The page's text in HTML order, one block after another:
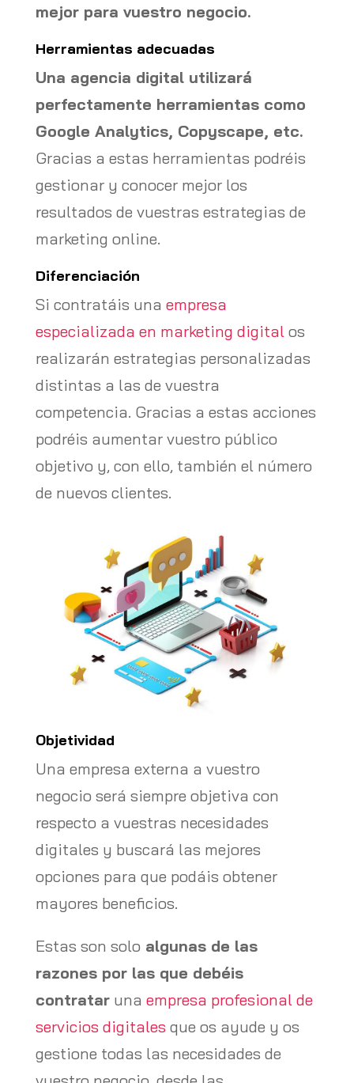
mejor para vuestro negocio.
Herramientas adecuadas
Una agencia digital utilizará
perfectamente herramientas como
Google Analytics, Copyscape, etc.
Gracias a estas herramientas podréis
gestionar y conocer mejor los
resultados de vuestras estrategias de
marketing online.
Diferenciación
Si contratáis una empresa
especializada en marketing digital os
realizarán estrategias personalizadas
distintas a las de vuestra
competencia. Gracias a estas acciones
podréis aumentar vuestro público
objetivo y, con ello, también el número
de nuevos clientes.
Objetividad
Una empresa externa a vuestro
negocio será siempre objetiva con
respecto a vuestras necesidades
digitales y buscará las mejores
opciones para que podáis obtener
mayores beneficios.
Estas son solo algunas de las
razones por las que debéis
contrataruna empresa profesional de
servicios digitalesque os ayude y os
gestione todas las necesidades de